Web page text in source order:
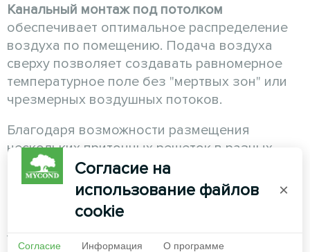
Канальный монтаж под потолком
обеспечивает оптимальное распределение
воздуха по помещению. Подача воздуха
сверху позволяет создавать равномерное
температурное поле без "мертвых зон" или
чрезмерных воздушных потоков.
Благодаря возможности размещения
нескольких приточных решеток в разных
частях помещения достигается идеальная
циркуляция воздуха. Это особенно важно
для больших открытых пространств, где
необходимо обеспечить комфортные
условия во всех зонах.
Согласие на
использование файлов
cookie
×
Согласие Информация О программе